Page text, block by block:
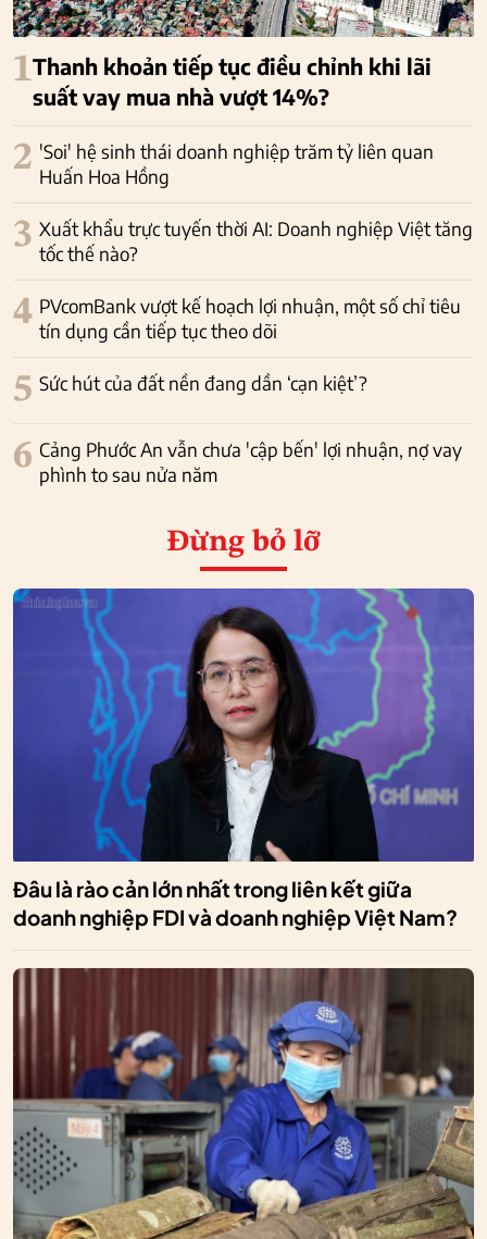
1Thanh khoản tiếp tục điều chỉnh khi lãi
suất vay mua nhà vượt 14%?
2 'Soi' hệ sinh thái doanh nghiệp trăm tỷ liên quan
Huấn Hoa Hồng
3 Xuất khẩu trực tuyến thời AI: Doanh nghiệp Việt tăng
tốc thế nào?
4 PVcomBank vượt kế hoạch lợi nhuận, một số chỉ tiêu
tín dụng cần tiếp tục theo dõi
5 Sức hút của đất nền đang dần ‘cạn kiệt’?
6 Cảng Phước An vẫn chưa 'cập bến' lợi nhuận, nợ vay
phình to sau nửa năm
Đừng bỏ lỡ
Đâu là rào cản lớn nhất trong liên kết giữa
doanh nghiệp FDI và doanh nghiệp Việt Nam?